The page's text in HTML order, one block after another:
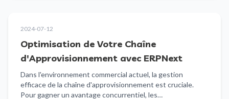
2024-07-12
Optimisation de Votre Chaîne
d'Approvisionnement avec ERPNext
Dans l'environnement commercial actuel, la gestion
efficace de la chaîne d'approvisionnement est cruciale.
Pour gagner un avantage concurrentiel, les…